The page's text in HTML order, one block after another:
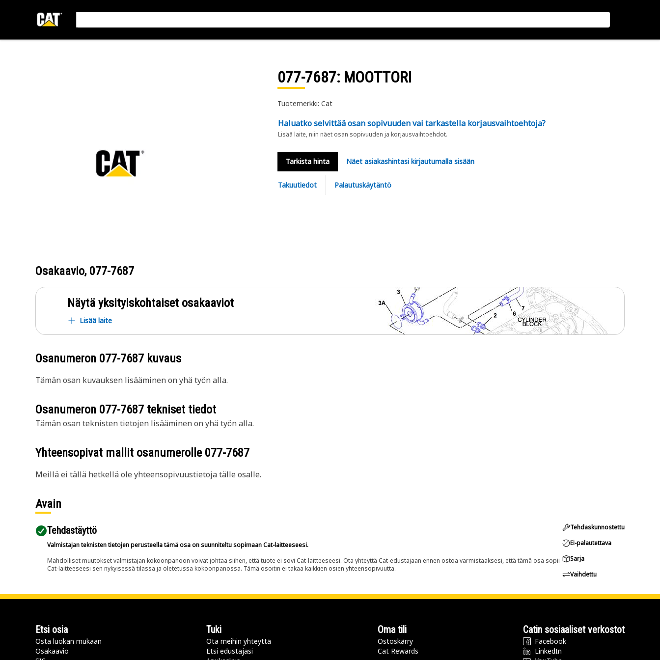
077-7687: MOOTTORI
Tuotemerkki: Cat
Haluatko selvittää osan sopivuuden vai tarkastella korjausvaihtoehtoja?
Lisää laite, niin näet osan sopivuuden ja korjausvaihtoehdot.
Tarkista hinta Näet asiakashintasi kirjautumalla sisään
Takuutiedot Palautuskäytäntö
Osakaavio, 077-7687
Näytä yksityiskohtaiset osakaaviot
Lisää laite
Osanumeron 077-7687 kuvaus
Tämän osan kuvauksen lisääminen on yhä työn alla.
Osanumeron 077-7687 tekniset tiedot
Tämän osan teknisten tietojen lisääminen on yhä työn alla.
Yhteensopivat mallit osanumerolle 077-7687
Meillä ei tällä hetkellä ole yhteensopivuustietoja tälle osalle.
Avain
Tehdastäyttö
Valmistajan teknisten tietojen perusteella tämä osa on suunniteltu sopimaan Cat-laitteeseesi.
Mahdolliset muutokset valmistajan kokoonpanoon voivat johtaa siihen, että tuote ei sovi Cat-laitteeseesi. Ota yhteyttä Cat-edustajaan ennen ostoa varmistaaksesi, että tämä osa sopii
Cat-laitteeseesi sen nykyisessä tilassa ja oletetussa kokoonpanossa. Tämä osoitin ei takaa kaikkien osien yhteensopivuutta.
Tehdaskunnostettu
Ei-palautettava
Sarja
Vaihdettu
Etsi osia
Osta luokan mukaan
Osakaavio
Tuki
Ota meihin yhteyttä
Etsi edustajasi
Oma tili
Ostoskärry
Cat Rewards
Catin sosiaaliset verkostot
Facebook
LinkedIn